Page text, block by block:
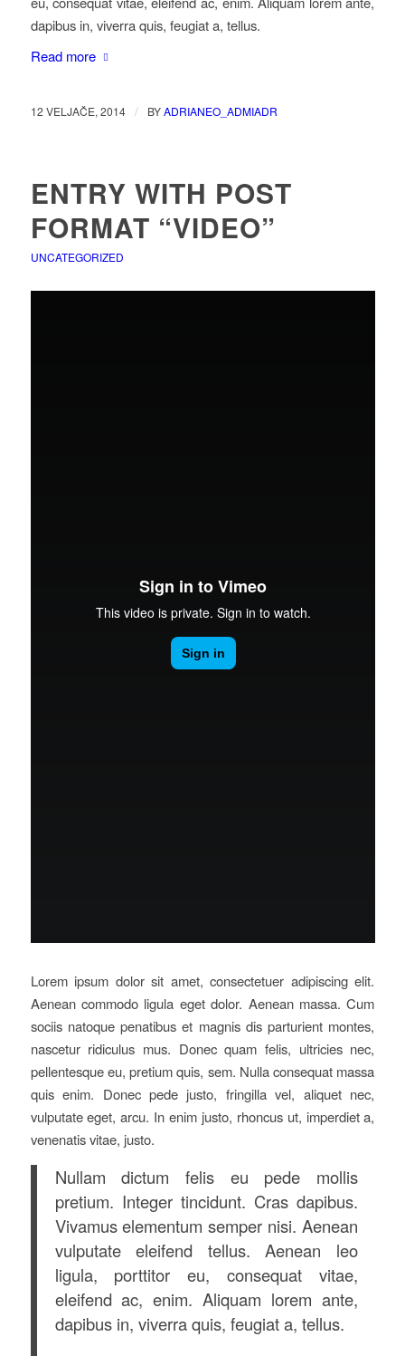
dapibus in, viverra quis, feugiat a, tellus.
Read more
12 VELJAČE, 2014 / BYADRIANEO_ADMIADR
ENTRY WITH POST
FORMAT “VIDEO”
UNCATEGORIZED
Lorem ipsum dolor sit amet, consectetuer adipiscing elit.
Aenean commodo ligula eget dolor. Aenean massa. Cum
sociis natoque penatibus et magnis dis parturient montes,
nascetur ridiculus mus. Donec quam felis, ultricies nec,
pellentesque eu, pretium quis, sem. Nulla consequat massa
quis enim. Donec pede justo, fringilla vel, aliquet nec,
vulputate eget, arcu. In enim justo, rhoncus ut, imperdiet a,
venenatis vitae, justo.
Nullam dictum felis eu pede mollis
pretium. Integer tincidunt. Cras dapibus.
Vivamus elementum semper nisi. Aenean
vulputate eleifend tellus. Aenean leo
ligula, porttitor eu, consequat vitae,
eleifend ac, enim. Aliquam lorem ante,
dapibus in, viverra quis, feugiat a, tellus.